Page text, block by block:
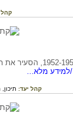
קהל
הוויכוח על המשא ומתן הישיר עם
/למידע מלא...
קהל יעד: תיכון,